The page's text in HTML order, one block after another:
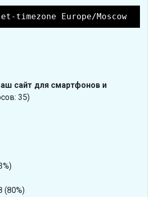
timezone Europe/Moscow
сайт для смартфонов и
35)
(80%)